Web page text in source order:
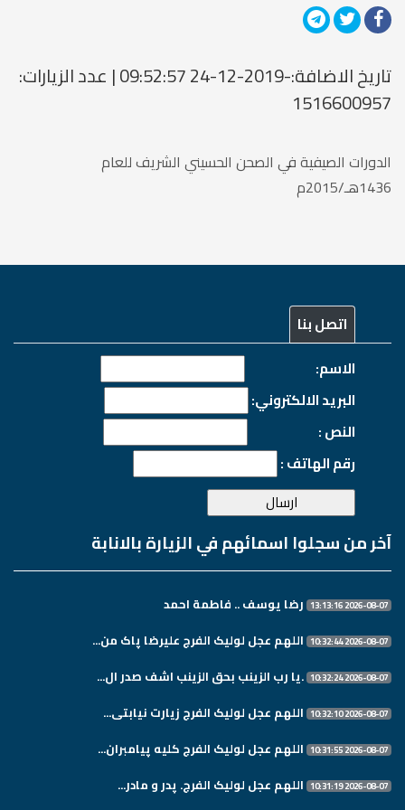
تاريخ الاضافة:-2019-12-24 09:52:57 | عدد الزيارات:
1516600957
الدورات الصيفية في الصحن الحسيني الشريف للعام
1436هـ/2015م
اتصل بنا
الاسم:
البريد الالكتروني:
النص :
رقم الهاتف :
آخر من سجلوا اسمائهم في الزيارة بالانابة
2026-08-07 13:13:16 رضا يوسف .. فاطمة احمد
2026-08-07 10:32:44 اللهم عجل لولیک الفرج علیرضا پاک من...
2026-08-07 10:32:24 .یا رب الزینب بحق الزینب اشف صدر ال...
2026-08-07 10:32:10 اللهم عجل لولیک الفرج زیارت نیابتی...
2026-08-07 10:31:55 اللهم عجل لولیک الفرج کلیه پیامبران...
2026-08-07 10:31:19 اللهم عجل لولیک الفرج. پدر و مادر...